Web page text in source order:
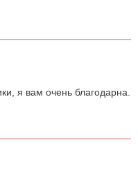
я вам очень благодарна.